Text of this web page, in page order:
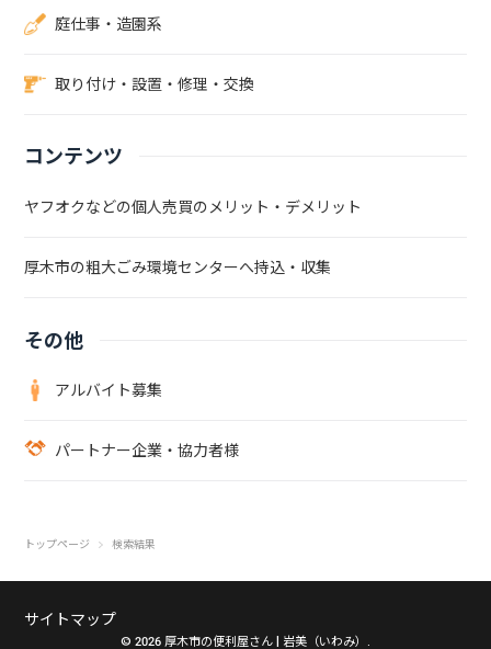
わせでお約束した日時に作業を行います。作業完了後その他ご要望が
対応可能除草する際は、周辺の木をメンテナンスする必要がありま
し、基本料金は4,400円～が目安です。柔らかくて細く伐採しやすい
ます。一方、太いものや硬くて切りにくい木は、作業に時間がかかる
して、砂利敷きをするのもおすすめです。便利屋「岩美」での砂利敷
「岩美」にご相談ください除草剤散布を業者に丸投げしたい方は、便
布以外にも、庭のメンテナンスに幅広く対応可能です。お見積もりは
す。電話に出られずに折り返す場合はこちらの番号（070-8331-
6113）から掛け直します。まずは、お気軽にご相談ください。除草
す。お問い合わせはこちら＼ ぜひお気軽にご相談ください。相見積
合わせメールでお問い合わせLINEでお問い合わせ※電話が出れずに
折り返す場合はこちらの番号「070-8331-6113」よりかけ直します。
庭仕事・造園系
取り付け・設置・修理・交換
コンテンツ
ヤフオクなどの個人売買のメリット・デメリット
厚木市の粗大ごみ環境センターへ持込・収集
その他
アルバイト募集
パートナー企業・協力者様
トップページ 検索結果
サイトマップ
© 2026 厚木市の便利屋さん | 岩美（いわみ）.